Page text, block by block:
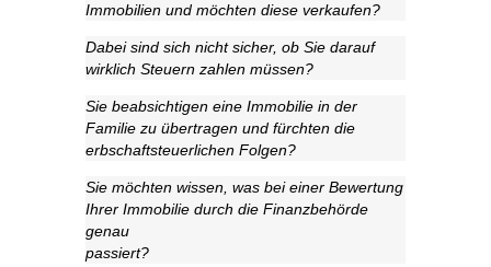
Immobilien und möchten diese verkaufen?
Dabei sind sich nicht sicher, ob Sie darauf
wirklich Steuern zahlen müssen?
Sie beabsichtigen eine Immobilie in der
Familie zu übertragen und fürchten die
erbschaftsteuerlichen Folgen?
Sie möchten wissen, was bei einer Bewertung
Ihrer Immobilie durch die Finanzbehörde
genau
passiert?